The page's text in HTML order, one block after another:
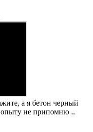
а я бетон черный
опыту не припомню ..